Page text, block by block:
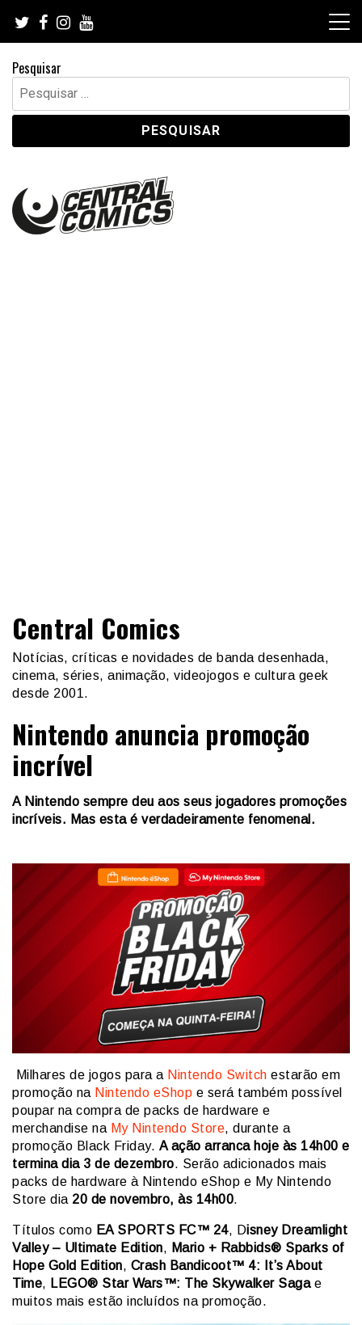
content
Pesquisar
Pesquisar
por:
Central Comics
Notícias, críticas e novidades de banda desenhada,
cinema, séries, animação, videojogos e cultura geek
desde 2001.
Nintendo anuncia promoção
incrível
A Nintendo sempre deu aos seus jogadores promoções
incríveis. Mas esta é verdadeiramente fenomenal.
Milhares de jogos para a Nintendo Switch estarão em
promoção na Nintendo eShop e será também possível
poupar na compra de packs de hardware e
merchandise na My Nintendo Store, durante a
promoção Black Friday. A ação arranca hoje às 14h00 e
termina dia 3 de dezembro. Serão adicionados mais
packs de hardware à Nintendo eShop e My Nintendo
Store dia 20 de novembro, às 14h00.
Títulos como EA SPORTS FC™ 24, Disney Dreamlight
Valley – Ultimate Edition, Mario + Rabbids® Sparks of
Hope Gold Edition, Crash Bandicoot™ 4: It’s About
Time, LEGO® Star Wars™: The Skywalker Sagae
muitos mais estão incluídos na promoção.